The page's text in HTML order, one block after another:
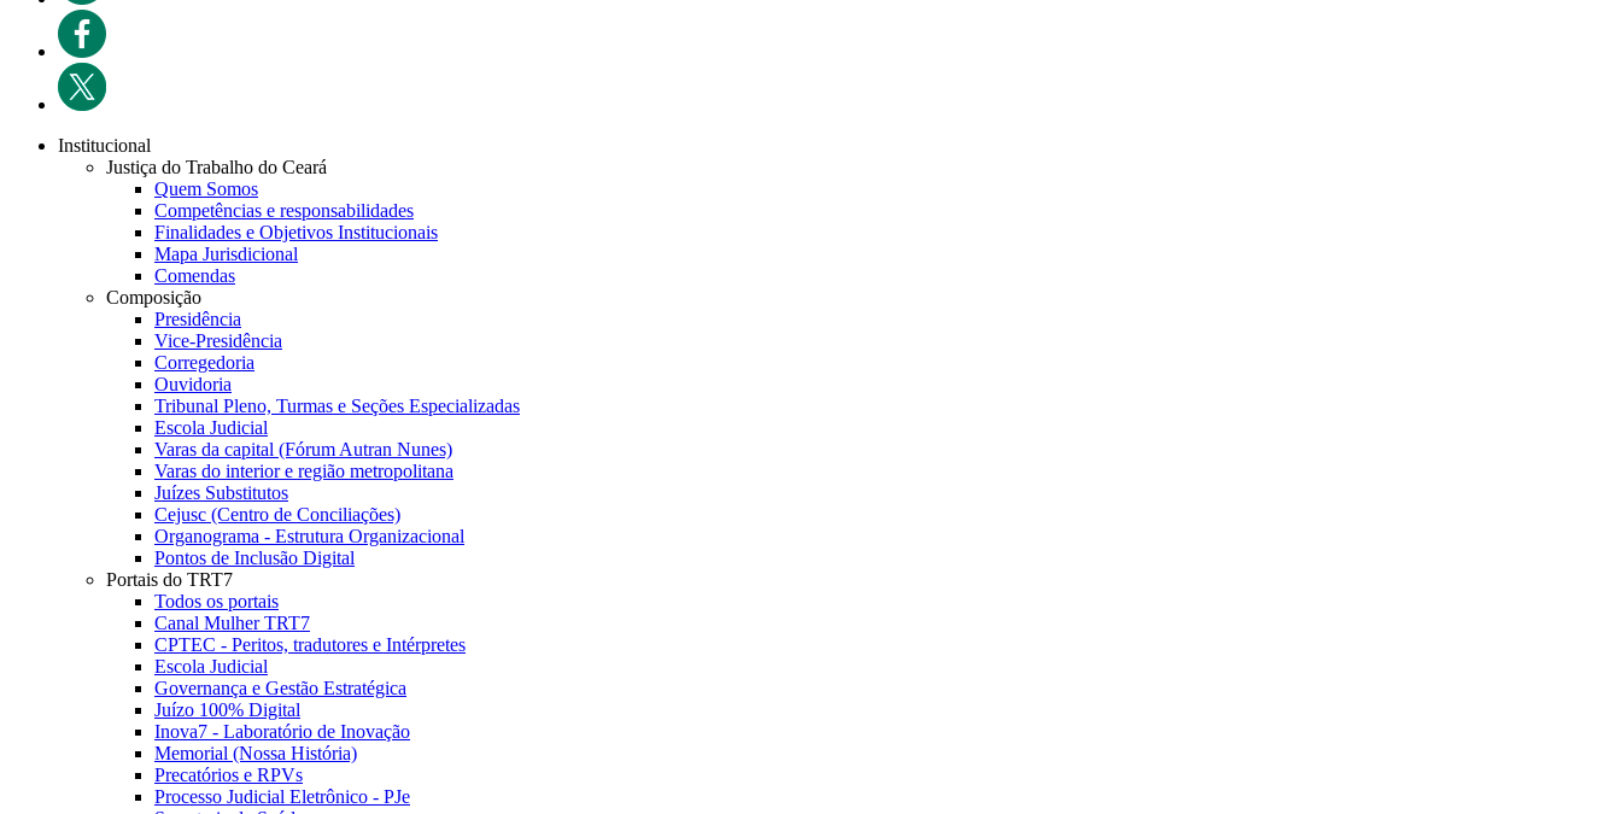
Institucional
Justiça do Trabalho do Ceará
Quem Somos
Competências e responsabilidades
Finalidades e Objetivos Institucionais
Mapa Jurisdicional
Comendas
Composição
Presidência
Vice-Presidência
Corregedoria
Ouvidoria
Tribunal Pleno, Turmas e Seções Especializadas
Escola Judicial
Varas da capital (Fórum Autran Nunes)
Varas do interior e região metropolitana
Juízes Substitutos
Cejusc (Centro de Conciliações)
Organograma - Estrutura Organizacional
Pontos de Inclusão Digital
Portais do TRT7
Todos os portais
Canal Mulher TRT7
CPTEC - Peritos, tradutores e Intérpretes
Escola Judicial
Governança e Gestão Estratégica
Juízo 100% Digital
Inova7 - Laboratório de Inovação
Memorial (Nossa História)
Precatórios e RPVs
Processo Judicial Eletrônico - PJe